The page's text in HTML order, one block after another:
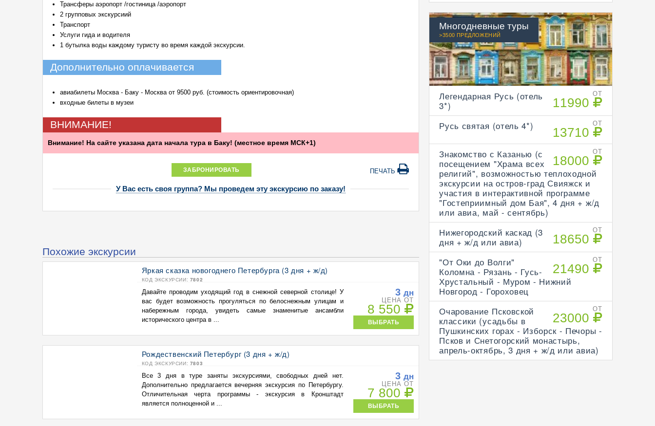
Трансферы аэропорт /гостиница /аэропорт
2 групповых экскурсиий
Транспорт
Услуги гида и водителя
1 бутылка воды каждому туристу во время каждой экскурсии.
Дополнительно оплачивается
авиабилеты Москва - Баку - Москва от 9500 руб. (стоимость ориентировочная)
входные билеты в музеи
ВНИМАНИЕ!
Внимание! На сайте указана дата начала тура в Баку! (местное время МСК+1)
ЗАБРОНИРОВАТЬ ПЕЧАТЬ
У Вас есть своя группа? Мы проведем эту экскурсию по заказу!
Похожие экскурсии
Яркая сказка новогоднего Петербурга (3 дня + ж/д)
КОД ЭКСКУРСИИ: 7802
Давайте проводим уходящий год в снежной северной столице! У
вас будет возможность прогуляться по белоснежным улицам и
набережным города, увидеть самые знаменитые ансамбли
исторического центра в ...
3дн
ЦЕНА ОТ
8 550
ВЫБРАТЬ
Рождественский Петербург (3 дня + ж/д)
КОД ЭКСКУРСИИ: 7803
Все 3 дня в туре заняты экскурсиями, свободных дней нет.
Дополнительно предлагается вечерняя экскурсия по Петербургу.
Отличительная черта программы - экскурсия в Кронштадт
является полноценной и ...
3дн
ЦЕНА ОТ
7 800
ВЫБРАТЬ
Многодневные туры
>3500 ПРЕДЛОЖЕНИЙ
ОТ
11990
Легендарная Русь (отель
3*)
ОТ
13710
Русь святая (отель 4*)
ОТ
18000
Знакомство с Казанью (с
посещением "Храма всех
религий", возможностью теплоходной
экскурсии на остров-град Свияжск и
участия в интерактивной программе
"Гостеприимный дом Бая", 4 дня + ж/д
или авиа, май - сентябрь)
ОТ
18650
Нижегородский каскад (3
дня + ж/д или авиа)
ОТ
21490
"От Оки до Волги"
Коломна - Рязань - Гусь-
Хрустальный - Муром - Нижний
Новгород - Гороховец
ОТ
23000
Очарование Псковской
классики (усадьбы в
Пушкинских горах - Изборск - Печоры -
Псков и Снетогорский монастырь,
апрель-октябрь, 3 дня + ж/д или авиа)